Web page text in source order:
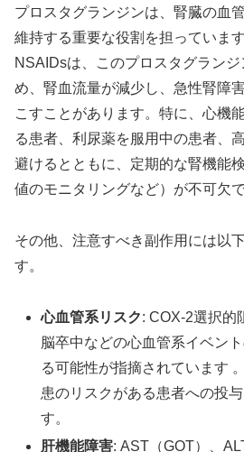
プロスタグランジンは、腎臓の血
維持する重要な役割を担っていま
NSAIDsは、このプロスタグラン
め、腎血流量が減少し、急性腎障
こすことがあります。特に、心機
る患者、利尿薬を服用中の患者、
避けるとともに、定期的な腎機能
値のモニタリングなど）が不可欠で
その他、注意すべき副作用には以
す。
心血管系リスク: COX-2選択的
脳卒中などの心血管系イベン
る可能性が指摘されています
患のリスクがある患者への投
す。
肝機能障害: AST（GOT）、